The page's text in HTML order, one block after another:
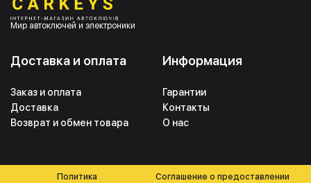
Мир автоключей и электроники
Информация
Гарантии
Контакты
О нас
Доставка и оплата
Заказ и оплата
Доставка
Возврат и обмен товара
Политика
Соглашение о предоставлении